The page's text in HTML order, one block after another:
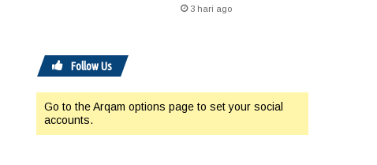
3 hari ago
Follow Us
Go to the Arqam options page to set your social
accounts.